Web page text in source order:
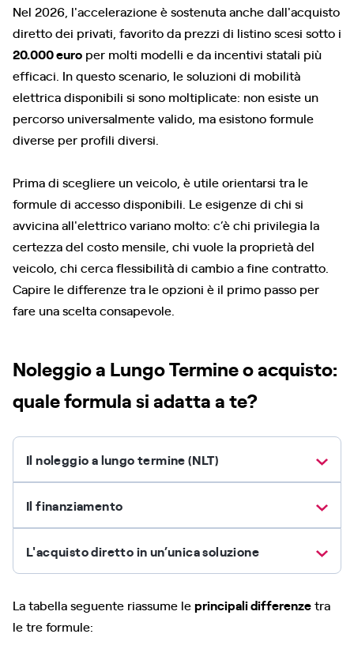
Nel 2026, l'accelerazione è sostenuta anche dall'acquisto
diretto dei privati, favorito da prezzi di listino scesi sotto i
20.000 euro per molti modelli e da incentivi statali più
efficaci. In questo scenario, le soluzioni di mobilità
elettrica disponibili si sono moltiplicate: non esiste un
percorso universalmente valido, ma esistono formule
diverse per profili diversi.
Prima di scegliere un veicolo, è utile orientarsi tra le
formule di accesso disponibili. Le esigenze di chi si
avvicina all'elettrico variano molto: c’è chi privilegia la
certezza del costo mensile, chi vuole la proprietà del
veicolo, chi cerca flessibilità di cambio a fine contratto.
Capire le differenze tra le opzioni è il primo passo per
fare una scelta consapevole.
Noleggio a Lungo Termine o acquisto:
quale formula si adatta a te?
Il noleggio a lungo termine (NLT)
Il finanziamento
L'acquisto diretto in un’unica soluzione
La tabella seguente riassume leprincipali differenzetra
le tre formule: